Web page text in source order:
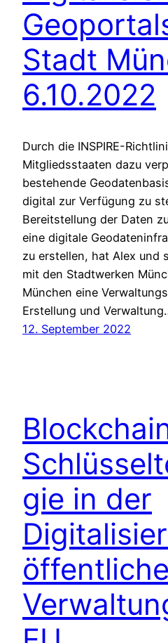
Stadt
6.10.2022
Durch die INSPIRE-
Mitgliedsstaaten dazu
bestehende
digital zur Verfügung zu
Bereitstellung der Daten
eine digitale
zu erstellen, hat Alex und
mit den Stadtwerken
München eine
Erstellung und
12. September 2022
gie in der